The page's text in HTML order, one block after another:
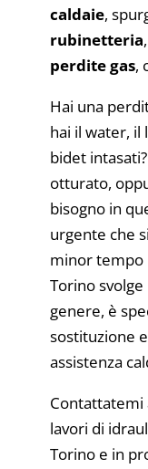
caldaie,
rubinetteria
perdite gas,
Hai una
hai il water, il
bidet
otturato,
bisogno in
urgente che
minor tempo
Torino
genere, è
sostituzione
assistenza
lavori di
Torino e in